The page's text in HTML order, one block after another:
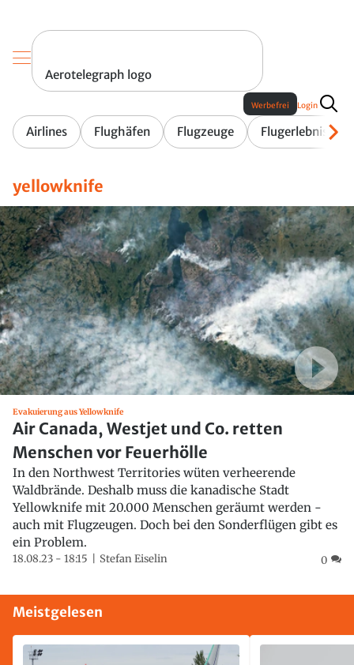
Aerotelegraph logo
Airlines Flughäfen Flugzeuge Flugerlebnis
Werbefrei Login
yellowknife
Evakuierung aus Yellowknife
Air Canada, Westjet und Co. retten
Menschen vor Feuerhölle
In den Northwest Territories wüten verheerende
Waldbrände. Deshalb muss die kanadische Stadt
Yellowknife mit 20.000 Menschen geräumt werden -
auch mit Flugzeugen. Doch bei den Sonderflügen gibt es
ein Problem.
18.08.23 - 18:15 Stefan Eiselin 0
Meistgelesen